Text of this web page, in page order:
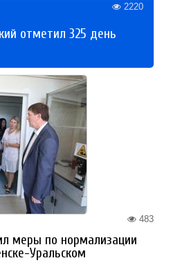
2220
отметил 325 день
483
меры по нормализации
Уральском